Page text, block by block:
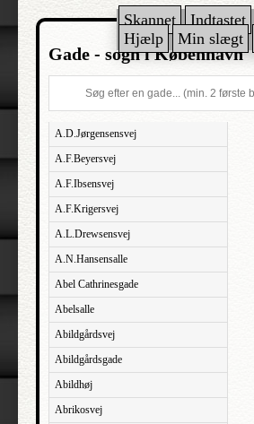
Skannet Indtastet
Hjælp
Min slægt
Gade - sogn i København
A.D.Jørgensensvej
A.F.Beyersvej
A.F.Ibsensvej
A.F.Krigersvej
A.L.Drewsensvej
A.N.Hansensalle
Abel Cathrinesgade
Abelsalle
Abildgårdsvej
Abildgårdsgade
Abildhøj
Abrikosvej